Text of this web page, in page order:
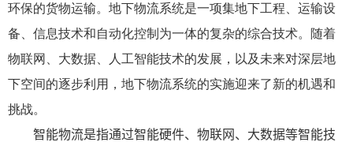
环保的货物运输。地下物流系统是一项集地下工程、运输设
备、信息技术和自动化控制为一体的复杂的综合技术。随着
物联网、大数据、人工智能技术的发展，以及未来对深层地
下空间的逐步利用，地下物流系统的实施迎来了新的机遇和
挑战。
智能物流是指通过智能硬件、物联网、大数据等智能技